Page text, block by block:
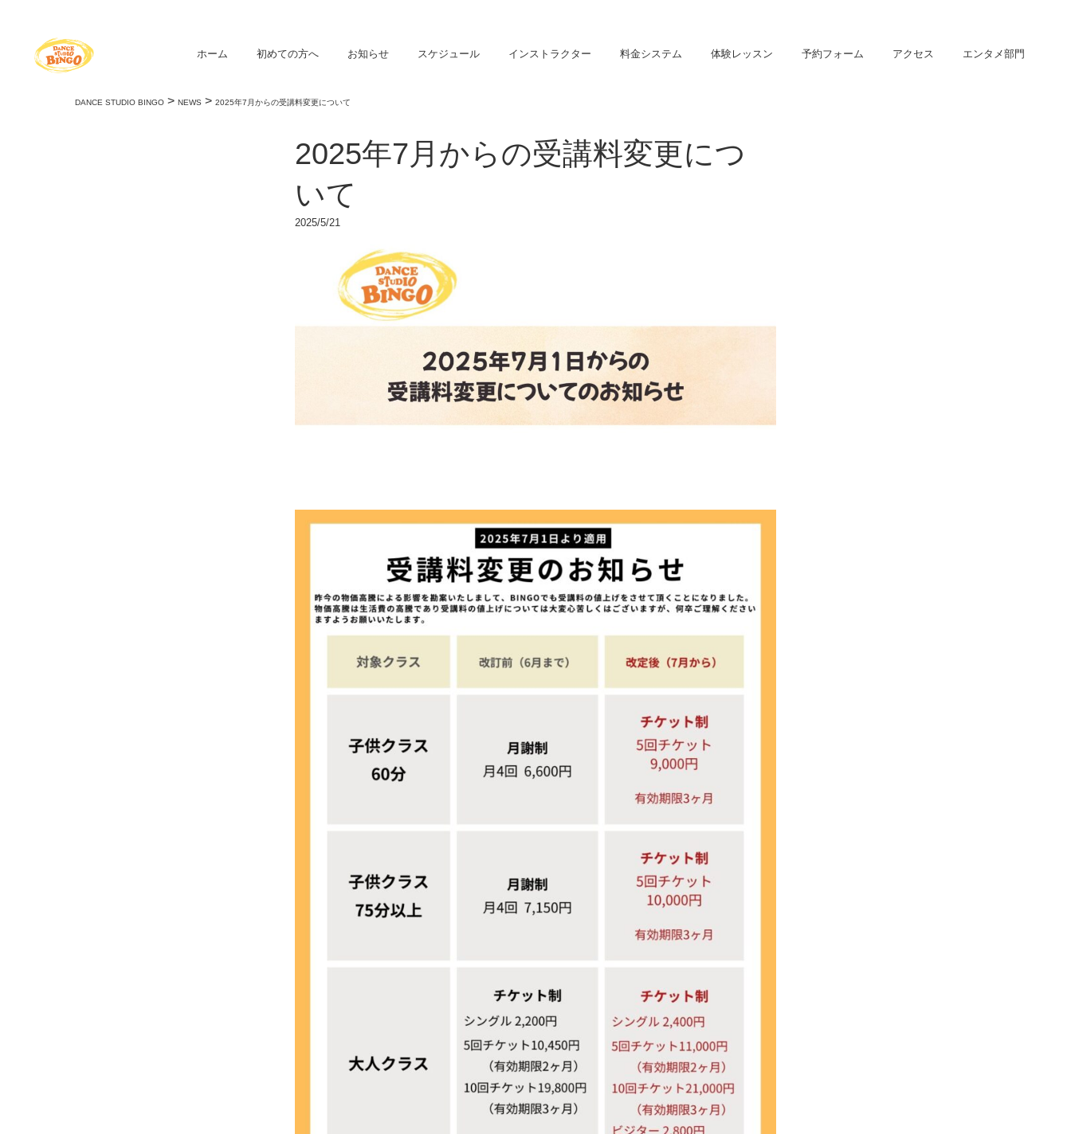
ホーム 初めての方へ お知らせ スケジュール インストラクター 料金システム 体験レッスン 予約フォーム アクセス エンタメ部門
DANCE STUDIO BINGO >NEWS >2025年7月からの受講料変更について
2025年7月からの受講料変更につ
いて
2025/5/21